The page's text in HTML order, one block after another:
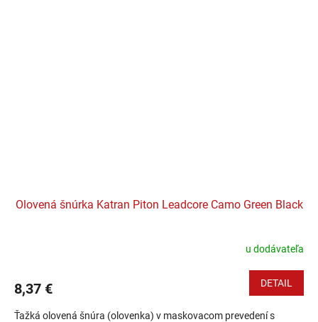
Olovená šnúrka Katran Piton Leadcore Camo Green Black
u dodávateľa
8,37 € DETAIL
Ťažká olovená šnúra (olovenka) v maskovacom prevedení s